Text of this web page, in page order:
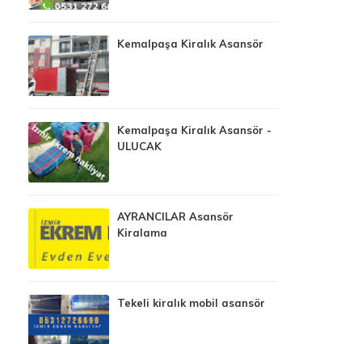
Kemalpaşa Kiralık Asansör
Kemalpaşa Kiralık Asansör -
ULUCAK
AYRANCILAR Asansör
Kiralama
Tekeli kiralık mobil asansör